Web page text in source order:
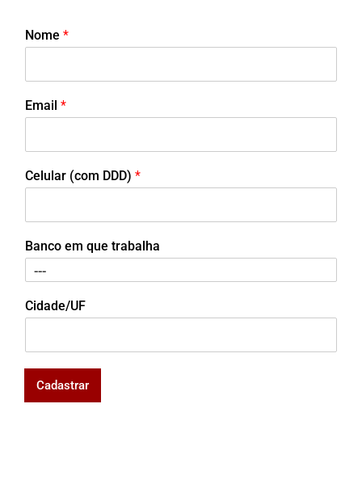
Nome *
Email *
Celular (com DDD) *
Banco em que trabalha
Cidade/UF
Cadastrar